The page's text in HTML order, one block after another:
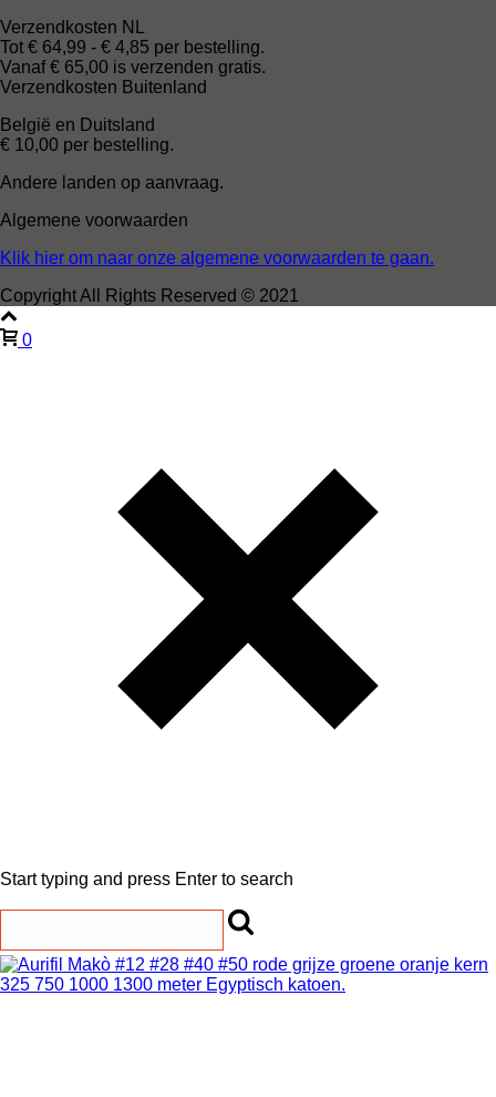
Verzendkosten NL
Tot € 64,99 - € 4,85 per bestelling.
Vanaf € 65,00 is verzenden gratis.
Verzendkosten Buitenland
België en Duitsland
€ 10,00 per bestelling.
Andere landen op aanvraag.
Algemene voorwaarden
Klik hier om naar onze algemene voorwaarden te gaan.
Copyright All Rights Reserved © 2021
0
Start typing and press Enter to search